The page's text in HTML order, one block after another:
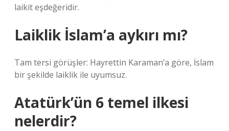
laikit eşdeğeridir.
Laiklik İslam’a aykırı mı?
Tam tersi görüşler: Hayrettin Karaman’a göre, İslam
bir şekilde laiklik ile uyumsuz.
Atatürk’ün 6 temel ilkesi
nelerdir?